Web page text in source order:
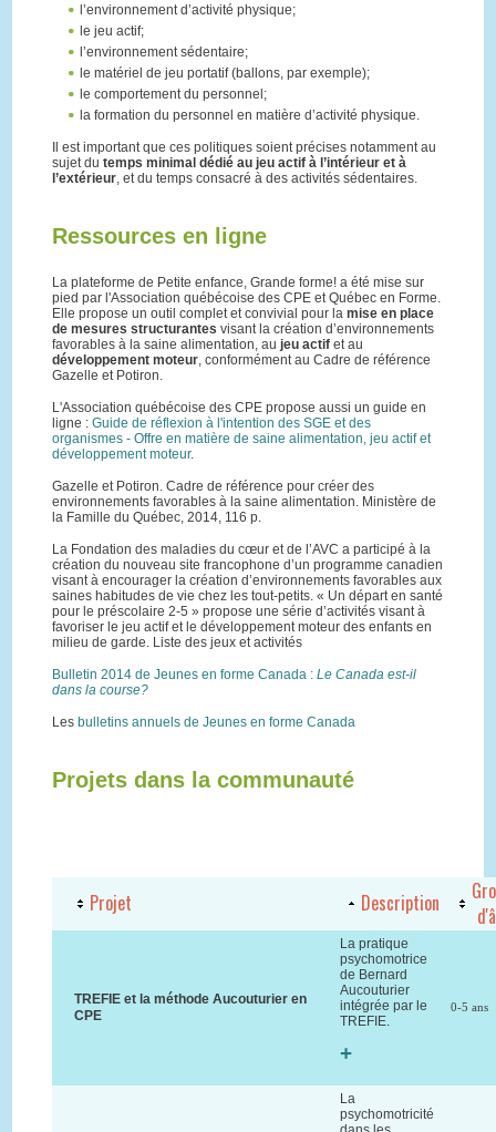
l’environnement d’activité physique;
le jeu actif;
l’environnement sédentaire;
le matériel de jeu portatif (ballons, par exemple);
le comportement du personnel;
la formation du personnel en matière d’activité physique.
Il est important que ces politiques soient précises notamment au
sujet du temps minimal dédié au jeu actif à l’intérieur et à
l’extérieur, et du temps consacré à des activités sédentaires.
Ressources en ligne
La plateforme de Petite enfance, Grande forme! a été mise sur
pied par l'Association québécoise des CPE et Québec en Forme.
Elle propose un outil complet et convivial pour la mise en place
de mesures structurantes visant la création d’environnements
favorables à la saine alimentation, au jeu actifet au
développement moteur, conformément au Cadre de référence
Gazelle et Potiron.
L'Association québécoise des CPE propose aussi un guide en
ligne : Guide de réflexion à l'intention des SGE et des
organismes - Offre en matière de saine alimentation, jeu actif et
développement moteur.
Gazelle et Potiron. Cadre de référence pour créer des
environnements favorables à la saine alimentation. Ministère de
la Famille du Québec, 2014, 116 p.
La Fondation des maladies du cœur et de l’AVC a participé à la
création du nouveau site francophone d’un programme canadien
visant à encourager la création d’environnements favorables aux
saines habitudes de vie chez les tout-petits. « Un départ en santé
pour le préscolaire 2-5 » propose une série d’activités visant à
favoriser le jeu actif et le développement moteur des enfants en
milieu de garde. Liste des jeux et activités
Bulletin 2014 de Jeunes en forme Canada : Le Canada est-il
dans la course?
Les bulletins annuels de Jeunes en forme Canada
Projets dans la communauté
Projet Description
TREFIE et la méthode Aucouturier en
CPE
La pratique
psychomotrice
de Bernard
Aucouturier
intégrée par le
TREFIE.
+
0-5 ans
La
psychomotricité